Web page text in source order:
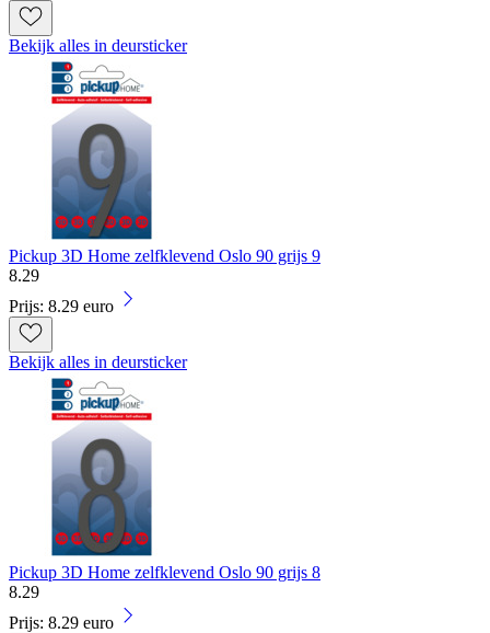
Bekijk alles in deursticker
Pickup 3D Home zelfklevend Oslo 90 grijs 9
8.29
Prijs: 8.29 euro
Bekijk alles in deursticker
Pickup 3D Home zelfklevend Oslo 90 grijs 8
8.29
Prijs: 8.29 euro